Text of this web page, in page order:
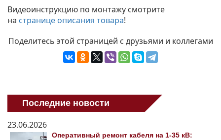
Видеоинструкцию по монтажу смотрите
на странице описания товара!
Поделитесь этой страницей с друзьями и коллегами
Последние новости
23.06.2026
Оперативный ремонт кабеля на 1-35 кВ: